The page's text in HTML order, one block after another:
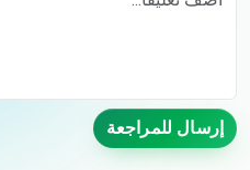
إرسال للمراجعة